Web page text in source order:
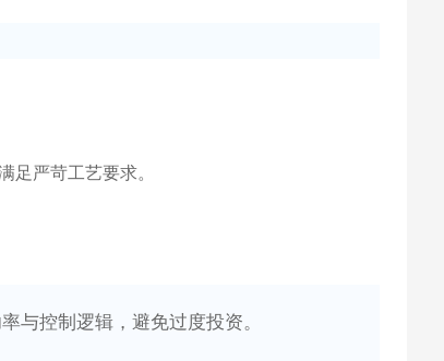
严苛工艺要求。
与控制逻辑，避免过度投资。